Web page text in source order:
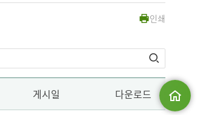
맵
인쇄
게시일 다운로드